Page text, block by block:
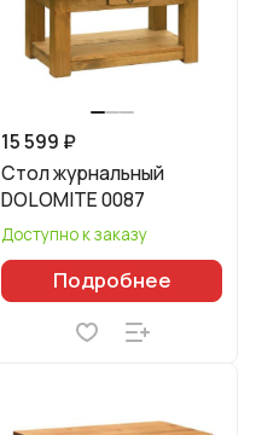
15 599 ₽
Стол журнальный
DOLOMITE 0087
Доступно к заказу
Подробнее